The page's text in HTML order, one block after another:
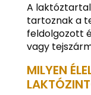
A
tartoznak a
feldolgozott
vagy
MILYEN